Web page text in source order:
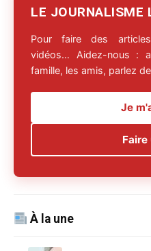
LE JOURNALISME
Pour faire des
vidéos… Aidez-nous :
famille, les amis, parlez
Je
Faire
À la une